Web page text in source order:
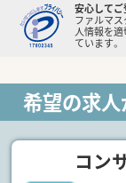
安心して
ファルマス
人情報を
ています。
希望の求
コン